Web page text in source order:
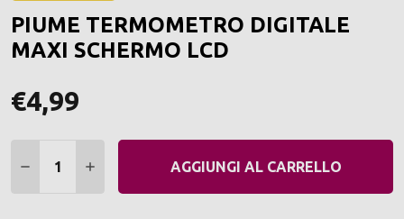
PIUME TERMOMETRO DIGITALE
MAXI SCHERMO LCD
€4,99
DIMINUIRE QUANTITÀ:
AUMENTARE QUANTITÀ:
AGGIUNGI AL CARRELLO